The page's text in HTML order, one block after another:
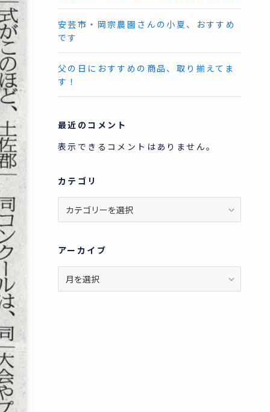
安芸市・岡宗農園さんの小夏、おすすめ
です
父の日におすすめの商品、取り揃えてま
す！
最近のコメント
表示できるコメントはありません。
カテゴリ
テ
アーカイブ
ー